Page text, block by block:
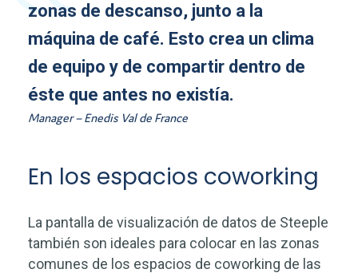
zonas de descanso, junto a la
máquina de café. Esto crea un clima
de equipo y de compartir dentro de
éste que antes no existía.
Manager – Enedis Val de France
En los espacios coworking
La pantalla de visualización de datos de Steeple
también son ideales para colocar en las zonas
comunes de los espacios de coworking de las